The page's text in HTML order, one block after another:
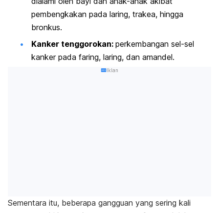
pembengkakan pada laring, trakea, hingga
bronkus.
Kanker tenggorokan: perkembangan sel-sel
kanker pada faring, laring, dan amandel.
Iklan
Sementara itu, beberapa gangguan yang sering kali